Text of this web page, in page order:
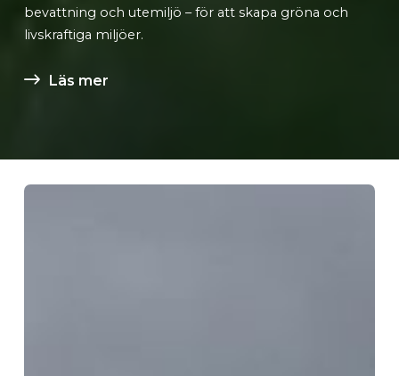
bevattning och utemiljö – för att skapa gröna och
livskraftiga miljöer.
Läs mer